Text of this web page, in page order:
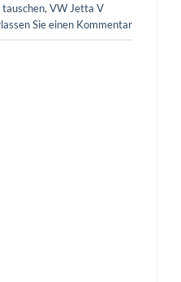
, VW Jetta V
Sie einen Kommentar